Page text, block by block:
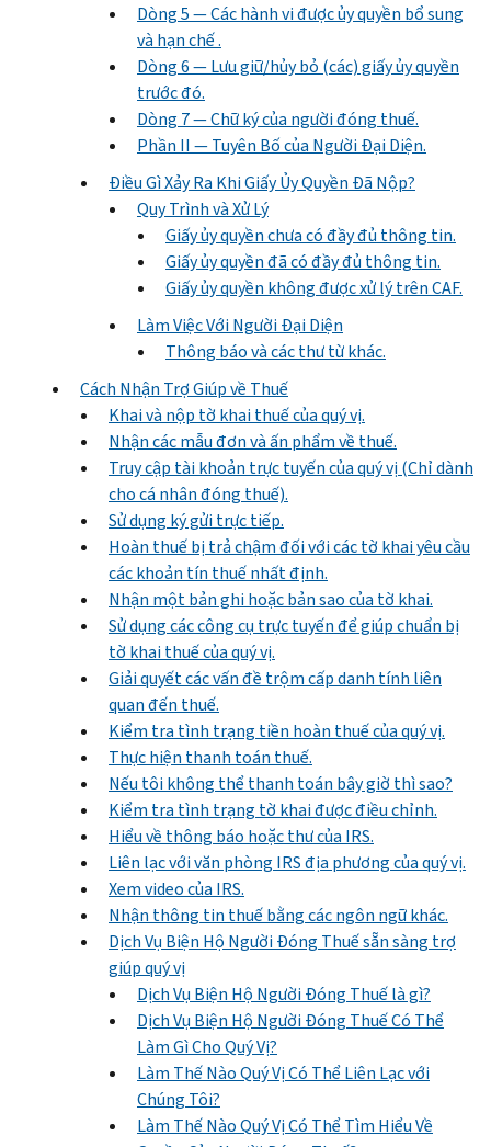
Dòng 5 — Các hành vi được ủy quyền bổ sung
và hạn chế .
Dòng 6 — Lưu giữ/hủy bỏ (các) giấy ủy quyền
trước đó.
Dòng 7 — Chữ ký của người đóng thuế.
Phần II — Tuyên Bố của Người Đại Diện.
Điều Gì Xảy Ra Khi Giấy Ủy Quyền Đã Nộp?
Quy Trình và Xử Lý
Giấy ủy quyền chưa có đầy đủ thông tin.
Giấy ủy quyền đã có đầy đủ thông tin.
Giấy ủy quyền không được xử lý trên CAF.
Làm Việc Với Người Đại Diện
Thông báo và các thư từ khác.
Cách Nhận Trợ Giúp về Thuế
Khai và nộp tờ khai thuế của quý vị.
Nhận các mẫu đơn và ấn phẩm về thuế.
Truy cập tài khoản trực tuyến của quý vị (Chỉ dành
cho cá nhân đóng thuế).
Sử dụng ký gửi trực tiếp.
Hoàn thuế bị trả chậm đối với các tờ khai yêu cầu
các khoản tín thuế nhất định.
Nhận một bản ghi hoặc bản sao của tờ khai.
Sử dụng các công cụ trực tuyến để giúp chuẩn bị
tờ khai thuế của quý vị.
Giải quyết các vấn đề trộm cấp danh tính liên
quan đến thuế.
Kiểm tra tình trạng tiền hoàn thuế của quý vị.
Thực hiện thanh toán thuế.
Nếu tôi không thể thanh toán bây giờ thì sao?
Kiểm tra tình trạng tờ khai được điều chỉnh.
Hiểu về thông báo hoặc thư của IRS.
Liên lạc với văn phòng IRS địa phương của quý vị.
Xem video của IRS.
Nhận thông tin thuế bằng các ngôn ngữ khác.
Dịch Vụ Biện Hộ Người Đóng Thuế sẵn sàng trợ
giúp quý vị
Dịch Vụ Biện Hộ Người Đóng Thuế là gì?
Dịch Vụ Biện Hộ Người Đóng Thuế Có Thể
Làm Gì Cho Quý Vị?
Làm Thế Nào Quý Vị Có Thể Liên Lạc với
Chúng Tôi?
Làm Thế Nào Quý Vị Có Thể Tìm Hiểu Về